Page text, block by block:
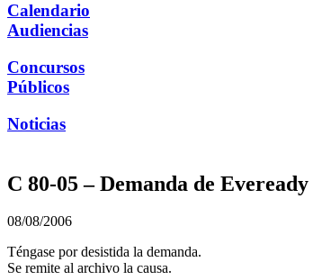
Calendario
Audiencias
Concursos
Públicos
Noticias
C 80-05 – Demanda de
08/08/2006
Téngase por desistida la demanda.
Se remite al archivo la causa.